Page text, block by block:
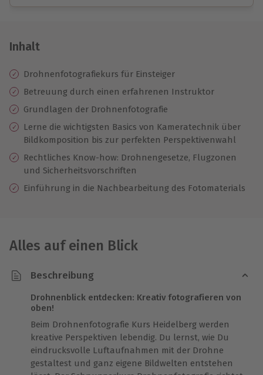
Jeder Gutschein für alle Erlebnisse einlösbar.
10 Jahre gültig & verlängerbar.
Inhalt
Drohnenfotografiekurs für Einsteiger
Betreuung durch einen erfahrenen Instruktor
Grundlagen der Drohnenfotografie
Lerne die wichtigsten Basics von Kameratechnik über
Bildkomposition bis zur perfekten Perspektivenwahl
Rechtliches Know-how: Drohnengesetze, Flugzonen
und Sicherheitsvorschriften
Einführung in die Nachbearbeitung des Fotomaterials
Alles auf einen Blick
Beschreibung
Drohnenblick entdecken: Kreativ fotografieren von
oben!
Beim Drohnenfotografie Kurs Heidelberg werden
kreative Perspektiven lebendig. Du lernst, wie Du
eindrucksvolle Luftaufnahmen mit der Drohne
gestaltest und ganz eigene Bildwelten entstehen